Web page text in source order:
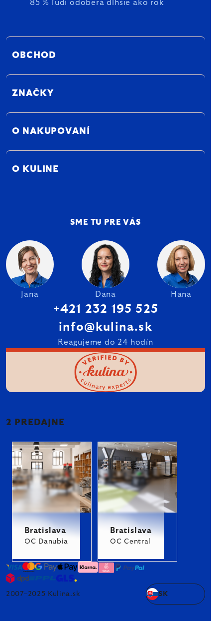
85 % ľudí odoberá dlhšie ako rok
OBCHOD
ZNAČKY
O NAKUPOVANÍ
O KULINE
SME TU PRE VÁS
Jana Dana Hana
+421 232 195 525
info@kulina.sk
Reagujeme do 24 hodín
2 PREDAJNE
Bratislava
OC Danubia
Bratislava
OC Central
2007–2025 Kulina.sk SK